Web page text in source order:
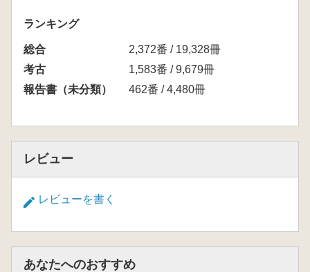
ランキング
総合
2,372番 / 19,328冊
考古
1,583番 / 9,679冊
報告書（未分類）
462番 / 4,480冊
レビュー
レビューを書く
あなたへのおすすめ